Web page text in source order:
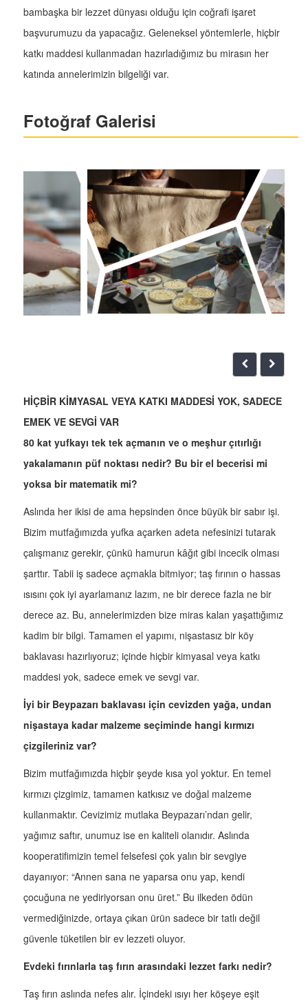
bambaşka bir lezzet dünyası olduğu için coğrafi işaret
başvurumuzu da yapacağız. Geleneksel yöntemlerle, hiçbir
katkı maddesi kullanmadan hazırladığımız bu mirasın her
katında annelerimizin bilgeliği var.
Fotoğraf Galerisi
HİÇBİR KİMYASAL VEYA KATKI MADDESİ YOK, SADECE
EMEK VE SEVGİ VAR
80 kat yufkayı tek tek açmanın ve o meşhur çıtırlığı
yakalamanın püf noktası nedir? Bu bir el becerisi mi
yoksa bir matematik mi?
Aslında her ikisi de ama hepsinden önce büyük bir sabır işi.
Bizim mutfağımızda yufka açarken adeta nefesinizi tutarak
çalışmanız gerekir, çünkü hamurun kâğıt gibi incecik olması
şarttır. Tabii iş sadece açmakla bitmiyor; taş fırının o hassas
ısısını çok iyi ayarlamanız lazım, ne bir derece fazla ne bir
derece az. Bu, annelerimizden bize miras kalan yaşattığımız
kadim bir bilgi. Tamamen el yapımı, nişastasız bir köy
baklavası hazırlıyoruz; içinde hiçbir kimyasal veya katkı
maddesi yok, sadece emek ve sevgi var.
İyi bir Beypazarı baklavası için cevizden yağa, undan
nişastaya kadar malzeme seçiminde hangi kırmızı
çizgileriniz var?
Bizim mutfağımızda hiçbir şeyde kısa yol yoktur. En temel
kırmızı çizgimiz, tamamen katkısız ve doğal malzeme
kullanmaktır. Cevizimiz mutlaka Beypazarı’ndan gelir,
yağımız saftır, unumuz ise en kaliteli olanıdır. Aslında
kooperatifimizin temel felsefesi çok yalın bir sevgiye
dayanıyor: “Annen sana ne yaparsa onu yap, kendi
çocuğuna ne yediriyorsan onu üret.” Bu ilkeden ödün
vermediğinizde, ortaya çıkan ürün sadece bir tatlı değil
güvenle tüketilen bir ev lezzeti oluyor.
Evdeki fırınlarla taş fırın arasındaki lezzet farkı nedir?
Taş fırın aslında nefes alır. İçindeki ısıyı her köşeye eşit